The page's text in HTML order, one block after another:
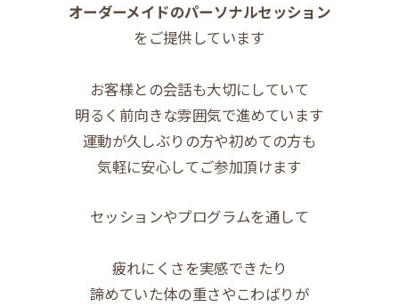
オーダーメイドのパーソナルセッション
をご提供しています
お客様との会話も大切にしていて
明るく前向きな雰囲気で進めています
運動が久しぶりの方や初めての方も
気軽に安心してご参加頂けます
セッションやプログラムを通して
疲れにくさを実感できたり
諦めていた体の重さやこわばりが